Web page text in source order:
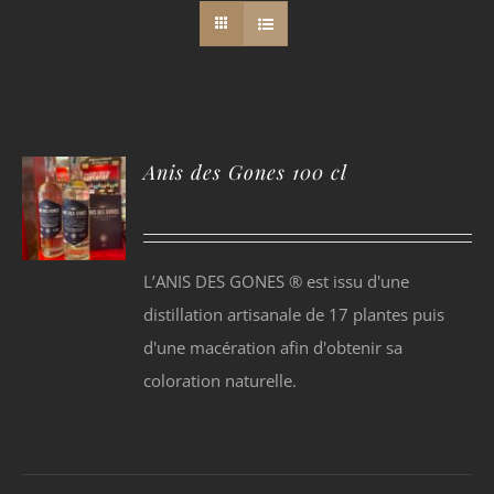
Anis des Gones 100 cl
L’ANIS DES GONES ® est issu d'une
distillation artisanale de 17 plantes puis
d'une macération afin d'obtenir sa
coloration naturelle.